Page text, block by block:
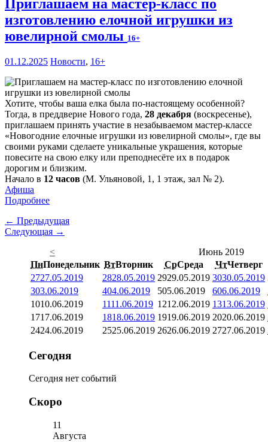
Приглашаем на мастер-класс по
изготовлению елочной игрушки из
ювелирной смолы 16+
01.12.2025 Новости, 16+
Хотите, чтобы ваша елка была по-настоящему особенной?
Тогда, в преддверие Нового года, 28 декабря (воскресенье),
приглашаем принять участие в незабываемом мастер-классе
«Новогодние елочные игрушки из ювелирной смолы», где вы
своими руками сделаете уникальные украшения, которые
повесите на свою елку или преподнесёте их в подарок
дорогим и близким.
Начало в 12 часов (М. Ульяновой, 1, 1 этаж, зал № 2).
Афиша
Подробнее
← Предыдущая
Следующая →
<
Июнь 2019
ПнПонедельник ВтВторник СрСреда ЧтЧетверг
2727.05.2019 2828.05.2019 2929.05.2019 3030.05.2019
303.06.2019 404.06.2019 505.06.2019 606.06.2019
1010.06.2019 1111.06.2019 1212.06.2019 1313.06.2019
1717.06.2019 1818.06.2019 1919.06.2019 2020.06.2019
2424.06.2019 2525.06.2019 2626.06.2019 2727.06.2019
Сегодня
Сегодня нет событий
Скоро
11
Августа